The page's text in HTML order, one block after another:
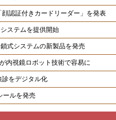
認証付きカードリーダー」を発表
ステムを提供開始
式システムの新製品を発売
内視鏡ロボット技術で容易に
をデジタル化
ールを発売